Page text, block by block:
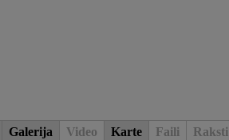
Galerija Video Karte Faili Raksti